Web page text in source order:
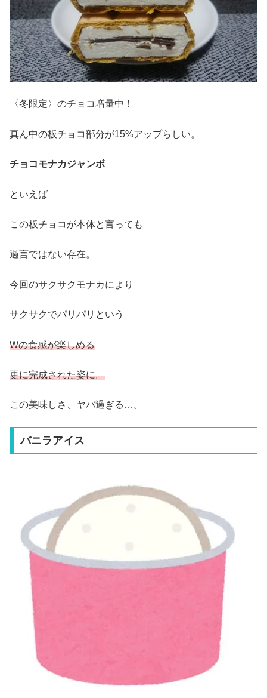
〈冬限定〉のチョコ増量中！
真ん中の板チョコ部分が15%アップらしい。
チョコモナカジャンボ
といえば
この板チョコが本体と言っても
過言ではない存在。
今回のサクサクモナカにより
サクサクでパリパリという
Wの食感が楽しめる
更に完成された姿に。
この美味しさ、ヤバ過ぎる…。
バニラアイス